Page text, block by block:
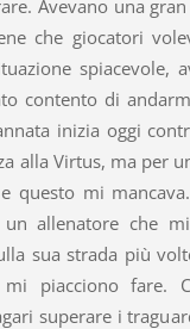
Avevano una
che giocatori
spiacevole,
contento di
inizia oggi
alla Virtus, ma per
questo mi
un allenatore che
sua strada più
piacciono fare.
superare i